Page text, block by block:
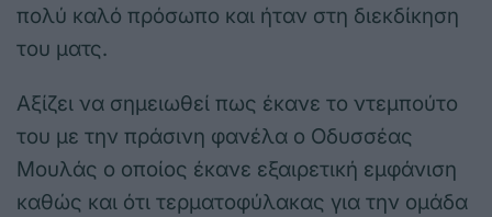
πολύ καλό πρόσωπο και ήταν στη διεκδίκηση
του ματς.
Αξίζει να σημειωθεί πως έκανε το ντεμπούτο
του με την πράσινη φανέλα ο Οδυσσέας
Μουλάς ο οποίος έκανε εξαιρετική εμφάνιση
καθώς και ότι τερματοφύλακας για την ομάδα